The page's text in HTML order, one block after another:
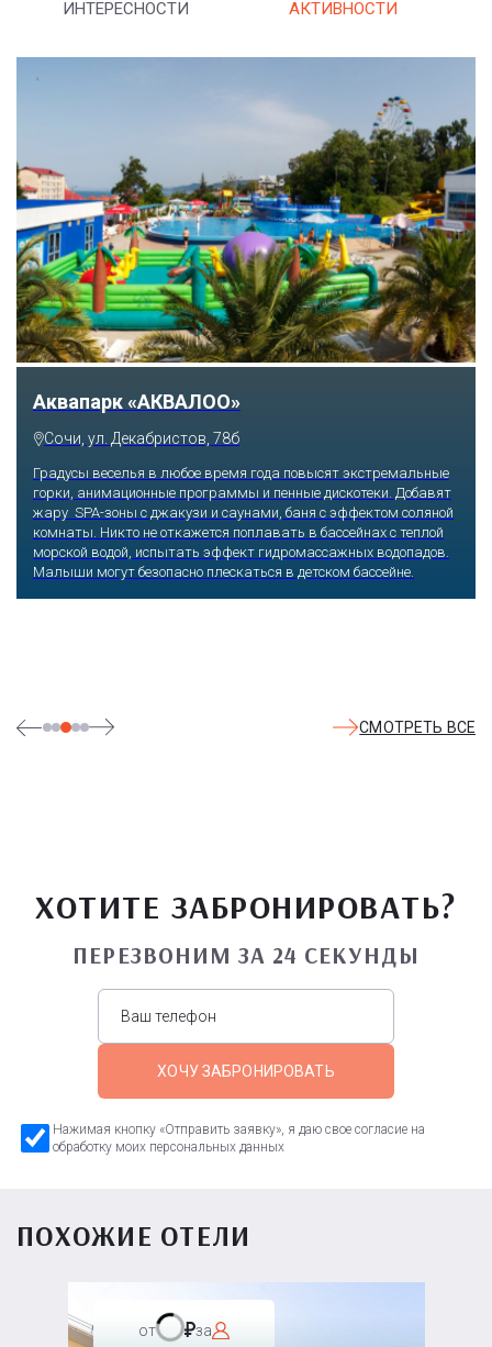
ИНТЕРЕСНОСТИ АКТИВНОСТИ
Тематический парк развлечений «Сочи
Парк»
Сочи, Олимпийский проспект, 21
Оказавшись здесь, словно попадаешь в сказку: встречаешь
любимых героев русского фольклора, получаешь возможность
сколько душе угодно кататься на аттракционах европейского
уровня. Гости участвуют в увлекательных квестах и творческих
СМОТРЕТЬ ВСЕ
ХОТИТЕ ЗАБРОНИРОВАТЬ?
ПЕРЕЗВОНИМ ЗА 24 СЕКУНДЫ
ХОЧУ ЗАБРОНИРОВАТЬ
Нажимая кнопку «Отправить заявку», я даю свое согласие на
обработку моих персональных данных
ПОХОЖИЕ ОТЕЛИ
от за